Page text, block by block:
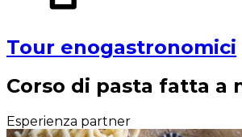
Tour enogastronomici
Corso di pasta fatta a
Esperienza partner